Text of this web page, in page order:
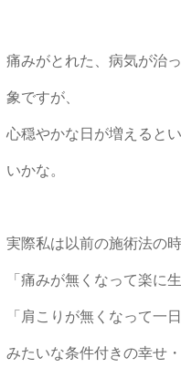
痛みがとれた、病気が治
象ですが、
心穏やかな日が増えると
いかな。
実際私は以前の施術法の
「痛みが無くなって楽に
「肩こりが無くなって一
みたいな条件付きの幸せ